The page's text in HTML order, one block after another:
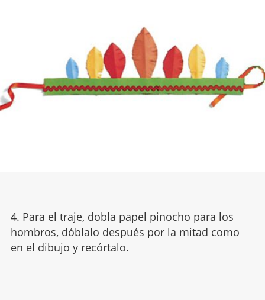
4. Para el traje, dobla papel pinocho para los
hombros, dóblalo después por la mitad como
en el dibujo y recórtalo.